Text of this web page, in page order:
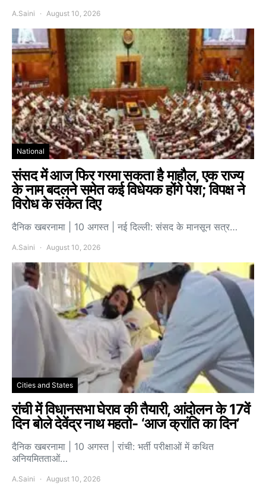
A.Saini August 10, 2026
National
संसद में आज फिर गरमा सकता है माहौल, एक राज्य
के नाम बदलने समेत कई विधेयक होंगे पेश; विपक्ष ने
विरोध के संकेत दिए
दैनिक खबरनामा | 10 अगस्त | नई दिल्ली: संसद के मानसून सत्र…
A.Saini August 10, 2026
Cities and States
रांची में विधानसभा घेराव की तैयारी, आंदोलन के 17वें
दिन बोले देवेंद्र नाथ महतो- ‘आज क्रांति का दिन’
दैनिक खबरनामा | 10 अगस्त | रांची: भर्ती परीक्षाओं में कथित
अनियमितताओं…
A.Saini August 10, 2026